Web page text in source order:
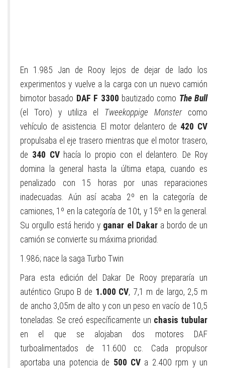
En 1.985 Jan de Rooy lejos de dejar de lado los
experimentos y vuelve a la carga con un nuevo camión
bimotor basado DAF F 3300 bautizado como The Bull
(el Toro) y utiliza el Tweekoppige Monstercomo
vehículo de asistencia. El motor delantero de 420 CV
propulsaba el eje trasero mientras que el motor trasero,
de 340 CVhacía lo propio con el delantero. De Roy
domina la general hasta la última etapa, cuando es
penalizado con 15 horas por unas reparaciones
inadecuadas. Aún así acaba 2º en la categoría de
camiones, 1º en la categoría de 10t, y 15º en la general.
Su orgullo está herido y ganar el Dakara bordo de un
camión se convierte su máxima prioridad.
1.986; nace la saga Turbo Twin
Para esta edición del Dakar De Rooy prepararía un
auténtico Grupo B de 1.000 CV, 7,1 m de largo, 2,5 m
de ancho 3,05m de alto y con un peso en vacío de 10,5
toneladas. Se creó específicamente un chasis tubular
en el que se alojaban dos motores DAF
turboalimentados de 11.600 cc. Cada propulsor
aportaba una potencia de 500 CV a 2.400 rpm y un